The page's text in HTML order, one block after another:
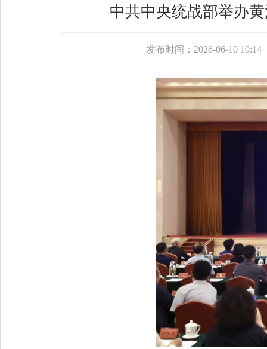
中共中央统战部举办
发布时间：2026-06-10 10:14